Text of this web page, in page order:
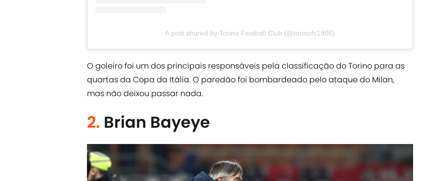
A post shared by Torino Football Club (@torinofc1906)
O goleiro foi um dos principais responsáveis pela classificação do Torino para as
quartas da Copa da Itália. O paredão foi bombardeado pelo ataque do Milan,
mas não deixou passar nada.
2. Brian Bayeye